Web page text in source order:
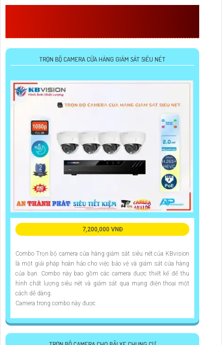
TRỌN BỘ CAMERA CỬA HÀNG GIÁM SÁT SIÊU NÉT
7,200,000 VNĐ
Combo Trọn bộ camera cửa hàng giám sát siêu nét của KBvision
là một giải pháp hoàn hảo cho việc bảo vệ và giám sát cửa hàng
của bạn. Combo này bao gồm các camera được thiết kế để thu
hình chất lượng siêu nét và giám sát qua mạng điện thoại một
cách dễ dàng.
Camera trong combo này được